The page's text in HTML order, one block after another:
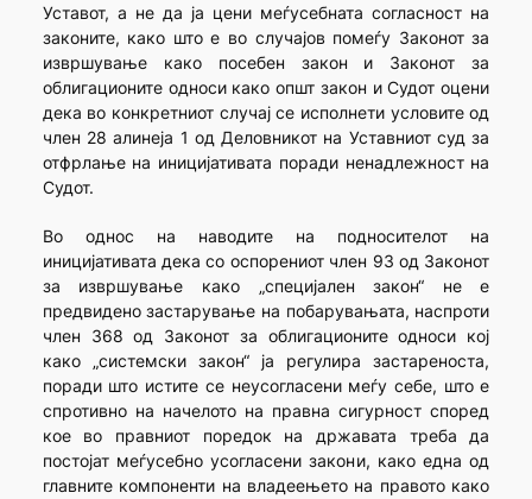
Уставот, а не да ја цени меѓусебната согласност на
законите, како што е во случајов помеѓу Законот за
извршување како посебен закон и Законот за
облигационите односи како општ закон и Судот оцени
дека во конкретниот случај се исполнети условите од
член 28 алинеја 1 од Деловникот на Уставниот суд за
отфрлање на иницијативата поради ненадлежност на
Судот.
Во однос на наводите на подносителот на
иницијативата дека со оспорениот член 93 од Законот
за извршување како „специјален закон“ не е
предвидено застарување на побарувањата, наспроти
член 368 од Законот за облигационите односи кој
како „системски закон“ ја регулира застареноста,
поради што истите се неусогласени меѓу себе, што е
спротивно на начелото на правна сигурност според
кое во правниот поредок на државата треба да
постојат меѓусебно усогласени закони, како една од
главните компоненти на владеењето на правото како